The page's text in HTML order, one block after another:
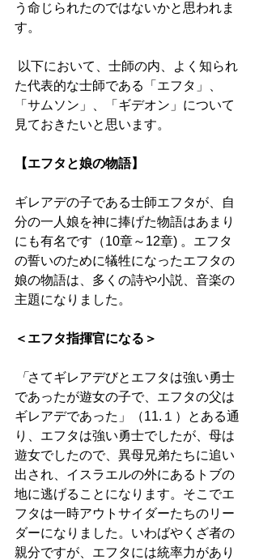
う命じられたのではないかと思われま
す。
た代表的な士師である「エフタ」、
「サムソン」、「ギデオン」について
見ておきたいと思います。
【エフタと娘の物語】
ギレアデの子である士師エフタが、自
分の一人娘を神に捧げた物語はあまり
にも有名です（10章～12章) 。エフタ
の誓いのために犠牲になったエフタの
娘の物語は、多くの詩や小説、音楽の
主題になりました。
＜エフタ指揮官になる＞
「 さてギレアデびとエフタは強い勇士
であったが遊女の子で、エフタの父は
ギレアデであった」（11.１）とある通
り、エフタは強い勇士でしたが、母は
遊女でしたので、異母兄弟たちに追い
出され、イスラエルの外にあるトブの
地に逃げることになります。そこでエ
フタは一時アウトサイダーたちのリー
ダーになりました。いわばやくざ者の
親分ですが、エフタには統率力があり